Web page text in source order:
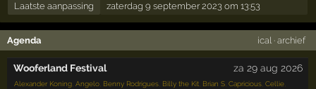
Laatste aanpassing
zaterdag 9 september 2023 om 13:53
Agenda ical · archief
Wooferland Festival za 29 aug 2026
Alexander Koning ,Angelo Benny Rodrigues Billy the Kit Brian S ,Capricious ,Cellie